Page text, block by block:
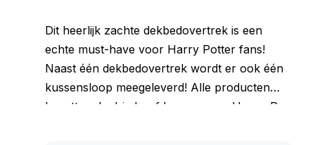
Dit heerlijk zachte dekbedovertrek is een
echte must-have voor Harry Potter fans!
Naast één dekbedovertrek wordt er ook één
kussensloop meegeleverd! Alle producten
bevatten de drie hoofdpersonages Harry, Ron